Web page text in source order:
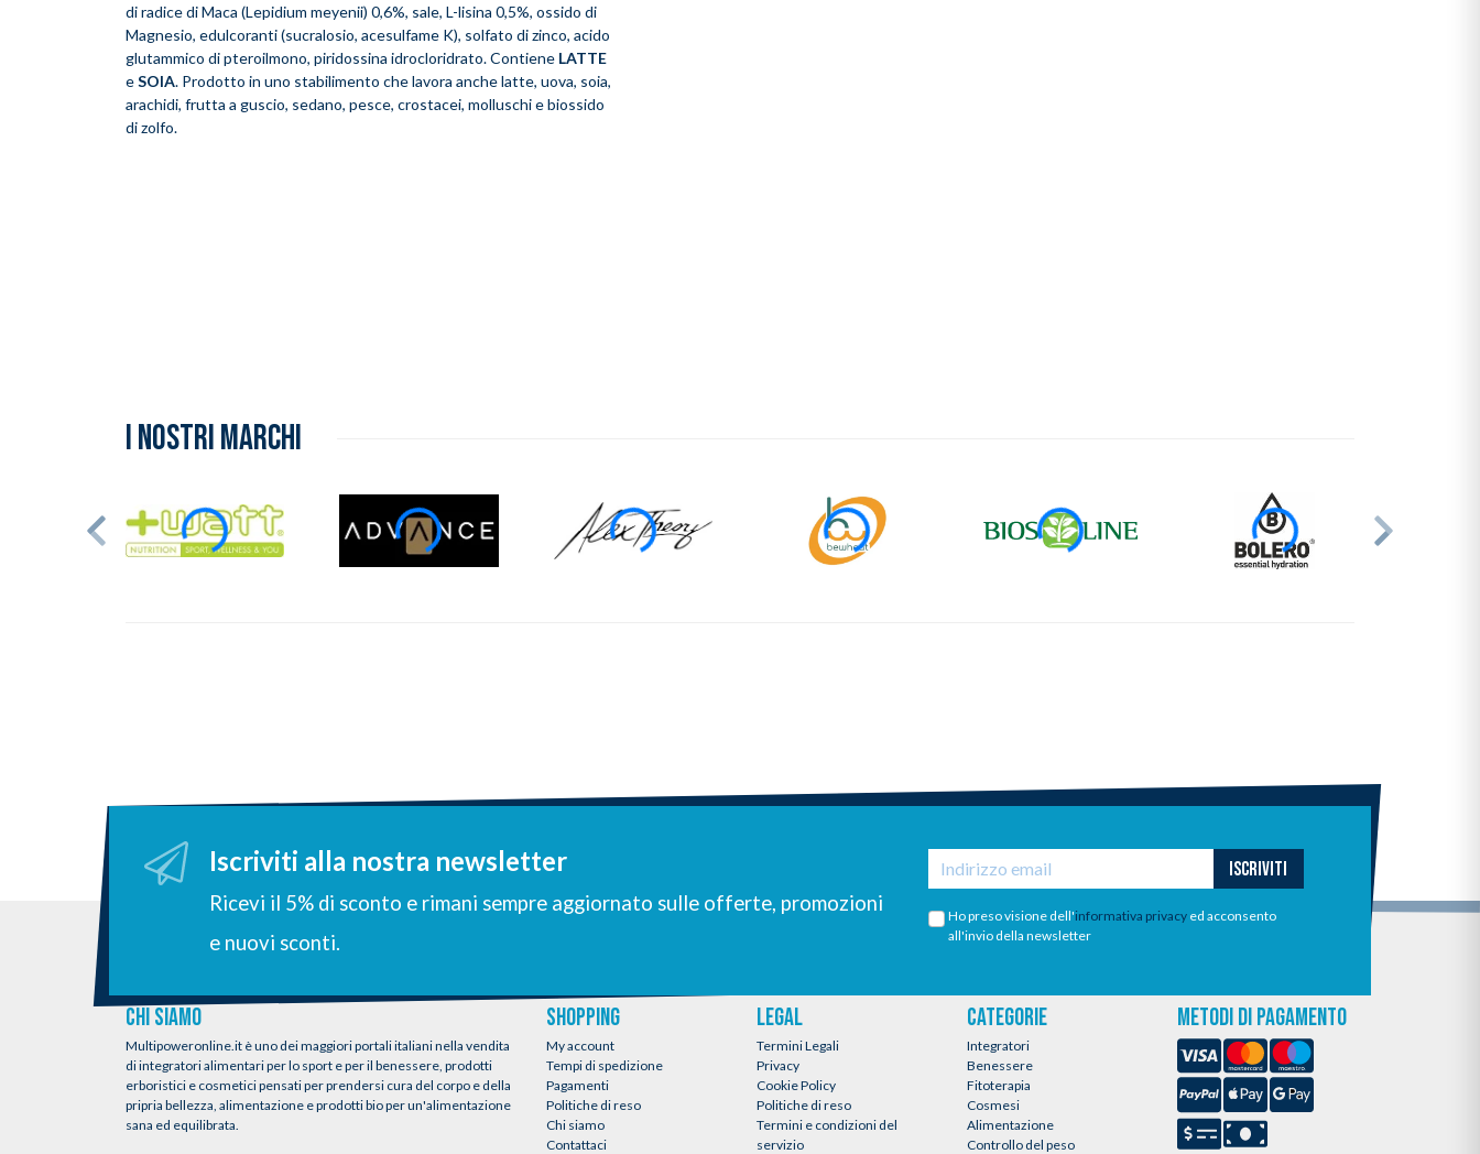
di radice di Maca (Lepidium meyenii) 0,6%, sale, L-lisina 0,5%, ossido di
Magnesio, edulcoranti (sucralosio, acesulfame K), solfato di zinco, acido
glutammico di pteroilmono, piridossina idrocloridrato. Contiene LATTE
eSOIA. Prodotto in uno stabilimento che lavora anche latte, uova, soia,
arachidi, frutta a guscio, sedano, pesce, crostacei, molluschi e biossido
di zolfo.
I NOSTRI MARCHI
Iscriviti alla nostra newsletter
Ricevi il 5% di sconto e rimani sempre aggiornato sulle offerte, promozioni
e nuovi sconti.
ISCRIVITI
Ho preso visione dell'informativa privacyed acconsento
all'invio della newsletter
CHI SIAMO
Multipoweronline.it è uno dei maggiori portali italiani nella vendita
di integratori alimentari per lo sport e per il benessere, prodotti
erboristici e cosmetici pensati per prendersi cura del corpo e della
pripria bellezza, alimentazione e prodotti bio per un'alimentazione
sana ed equilibrata.
SHOPPING
My account
Tempi di spedizione
Pagamenti
Politiche di reso
Chi siamo
Contattaci
LEGAL
Termini Legali
Privacy
Cookie Policy
Politiche di reso
Termini e condizioni del
servizio
CATEGORIE
Integratori
Benessere
Fitoterapia
Cosmesi
Alimentazione
Controllo del peso
METODI DI PAGAMENTO